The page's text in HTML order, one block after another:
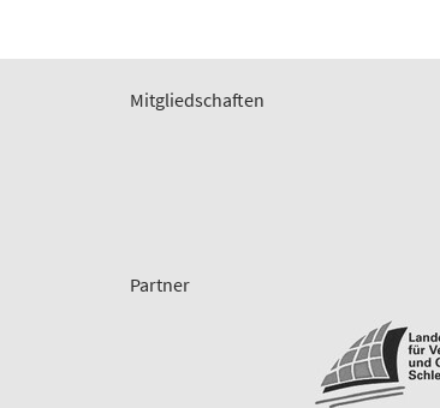
Mitgliedschaften
Partner